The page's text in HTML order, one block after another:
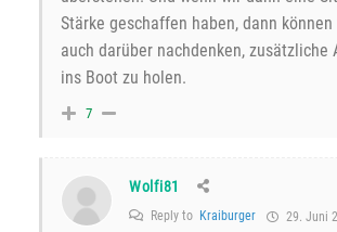
Stärke geschaffen haben, dann
auch darüber nachdenken, zusätzliche
ins Boot zu holen.
7
Wolfi81
Reply to Kraiburger 29. Juni